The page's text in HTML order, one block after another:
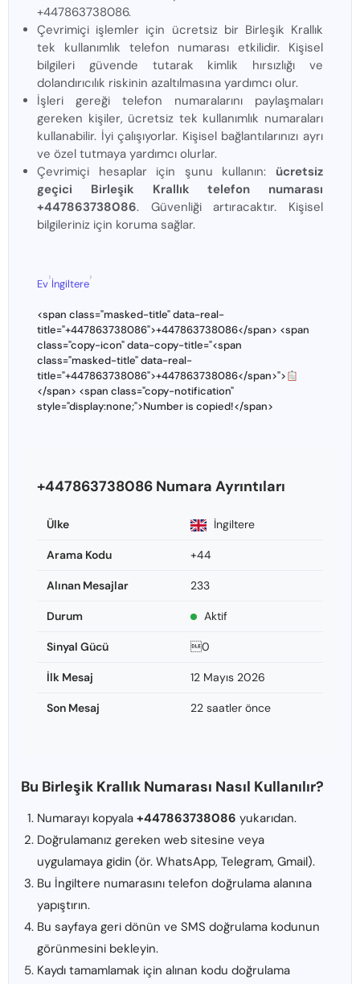
+447863738086.
Çevrimiçi işlemler için ücretsiz bir Birleşik Krallık
tek kullanımlık telefon numarası etkilidir. Kişisel
bilgileri güvende tutarak kimlik hırsızlığı ve
dolandırıcılık riskinin azaltılmasına yardımcı olur.
İşleri gereği telefon numaralarını paylaşmaları
gereken kişiler, ücretsiz tek kullanımlık numaraları
kullanabilir. İyi çalışıyorlar. Kişisel bağlantılarınızı ayrı
ve özel tutmaya yardımcı olurlar.
Çevrimiçi hesaplar için şunu kullanın: ücretsiz
geçici Birleşik Krallık telefon numarası
+447863738086. Güvenliği artıracaktır. Kişisel
bilgileriniz için koruma sağlar.
Ev
›
İngiltere
›
<span class="masked-title" data-real-
title="+447863738086">+447863738086</span> <span
class="copy-icon" data-copy-title="<span
class="masked-title" data-real-
title="+447863738086">+447863738086</span>">
</span> <span class="copy-notification"
style="display:none;">Number is copied!</span>
+447863738086 Numara Ayrıntıları
Ülke İngiltere
Arama Kodu +44
Alınan Mesajlar 233
Durum Aktif
Sinyal Gücü 0
İlk Mesaj 12 Mayıs 2026
Son Mesaj 22 saatler önce
Bu Birleşik Krallık Numarası Nasıl Kullanılır?
Numarayı kopyala +447863738086 yukarıdan.
Doğrulamanız gereken web sitesine veya
uygulamaya gidin (ör. WhatsApp, Telegram, Gmail).
Bu İngiltere numarasını telefon doğrulama alanına
yapıştırın.
Bu sayfaya geri dönün ve SMS doğrulama kodunun
görünmesini bekleyin.
Kaydı tamamlamak için alınan kodu doğrulama